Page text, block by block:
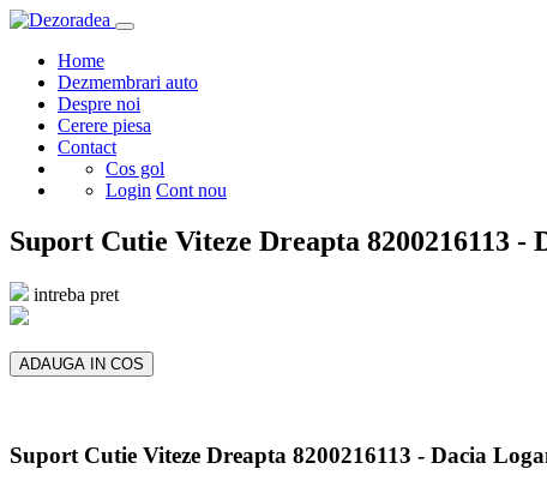
Home
Dezmembrari auto
Despre noi
Cerere piesa
Contact
Cos gol
Login Cont nou
Suport Cutie Viteze Dreapta 8200216113
intreba pret
ADAUGA IN COS
Suport Cutie Viteze Dreapta 8200216113 - Dacia